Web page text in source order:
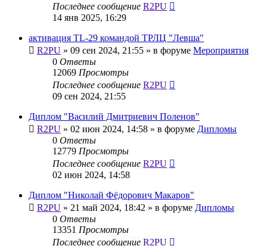
Последнее сообщение R2PU
14 янв 2025, 16:29
активация TL-29 командой ТРЛЦ "Левша"
R2PU » 09 сен 2024, 21:55 » в форуме Мероприятия
0 Ответы
12069 Просмотры
Последнее сообщение R2PU
09 сен 2024, 21:55
Диплом "Василий Дмитриевич Поленов"
R2PU » 02 июн 2024, 14:58 » в форуме Дипломы
0 Ответы
12779 Просмотры
Последнее сообщение R2PU
02 июн 2024, 14:58
Диплом "Николай Фёдорович Макаров"
R2PU » 21 май 2024, 18:42 » в форуме Дипломы
0 Ответы
13351 Просмотры
Последнее сообщение R2PU